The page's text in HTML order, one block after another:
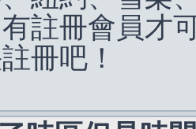
註冊會員才
冊吧！